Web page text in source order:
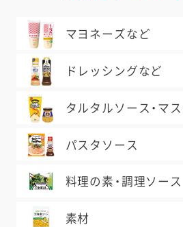
マヨネーズなど
ドレッシングなど
タルタルソース・マ
パスタソース
料理の素・調理ソース
素材